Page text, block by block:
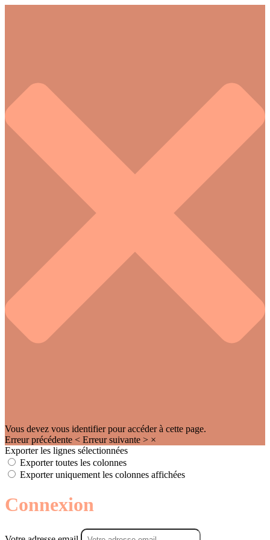
Vous devez vous identifier pour accéder à cette page.
Erreur précédente < Erreur suivante > ×
Exporter les lignes sélectionnées
Exporter toutes les colonnes
Exporter uniquement les colonnes affichées
Connexion